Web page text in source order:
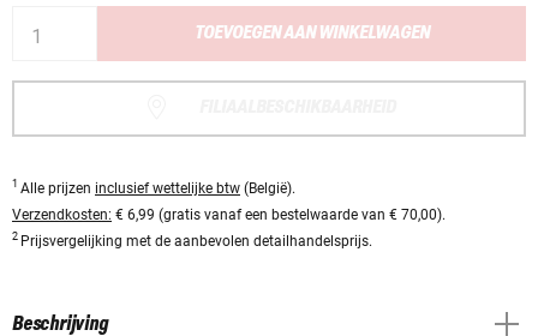
TOEVOEGEN AAN WINKELWAGEN
1 Alle prijzen inclusief wettelijke btw (België).
Verzendkosten: € 6,99 (gratis vanaf een bestelwaarde van € 70,00).
2 Prijsvergelijking met de aanbevolen detailhandelsprijs.
Beschrijving